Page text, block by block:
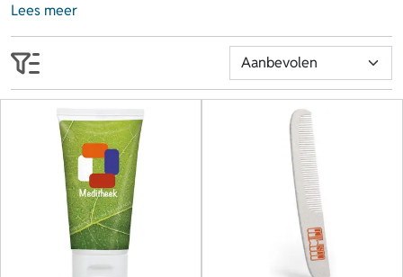
kan al vanaf € 0,17 per stuk. Kies dat iets dat perfect past
bij jouw zaak, zoals haarborstels, kammen, handdoeken,
spiegeltjes, lippenbalsem, geurkaarsen of haarproducten.
Laat deze leuke cadeautjes personaliseren met jouw logo
of naam en deel ze uit na een knipbeurt, als kerstpresentje
tijdens de feestdagen, bij opening van een nieuwe
knipsalon of gewoon als warme attentie tussendoor. Zo
blijft jouw naam hangen en bouw je een sterke band op
met je klanten. Ontdek ons aanbod en bestel snel of vraag
eerst een offerte aan voor gepersonaliseerde geschenken
voor klanten van jouw kapsalon!
Lees meer